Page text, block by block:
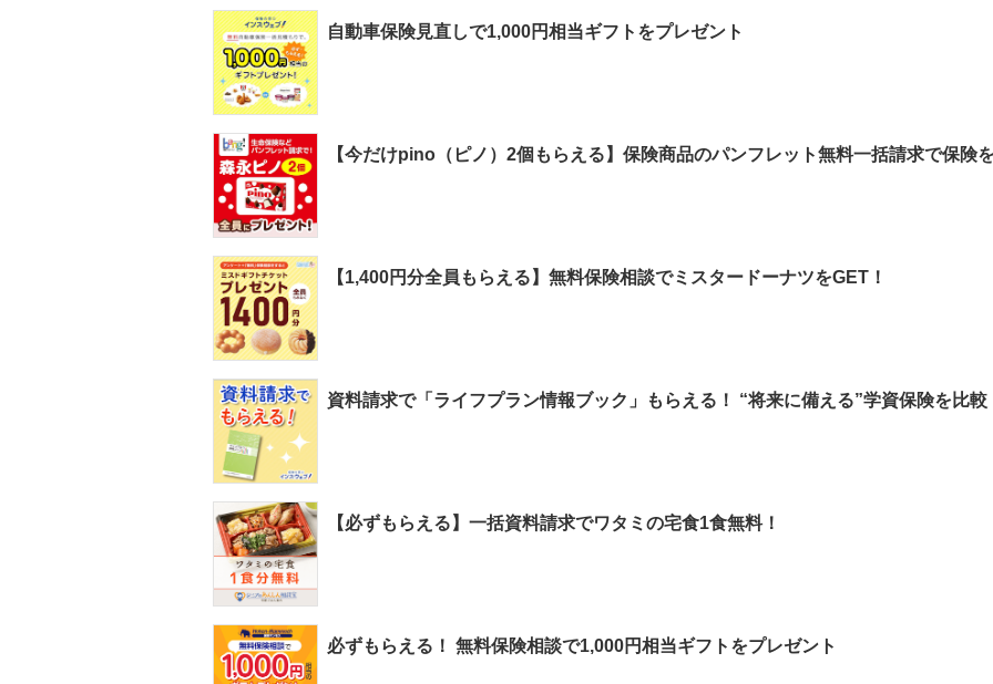
自動車保険見直しで1,000円相当ギフトをプレゼント
【今だけpino（ピノ）2個もらえる】保険商品のパンフレット無料一括請求で保険
【1,400円分全員もらえる】無料保険相談でミスタードーナツをGET！
資料請求で「ライフプラン情報ブック」もらえる！ “将来に備える”学資保険を比較
【必ずもらえる】一括資料請求でワタミの宅食1食無料！
必ずもらえる！ 無料保険相談で1,000円相当ギフトをプレゼント